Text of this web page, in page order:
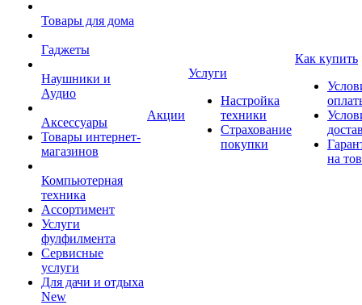
Товары для дома
Гаджеты
Наушники и
Аудио
Аксессуары
Товары интернет-
магазинов
Компьютерная
техника
Ассортимент
Услуги
фулфилмента
Сервисные
услуги
Для дачи и отдыха
New
Акции
Услуги
Настройка
техники
Страхование
покупки
Как купить
на